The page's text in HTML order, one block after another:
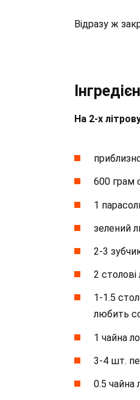
Відразу ж
На 2-х
600 грам
1
зелений
2-3
2 столові
1-1.5
любить
1 чайна
3-4 шт.
0.5 чайна